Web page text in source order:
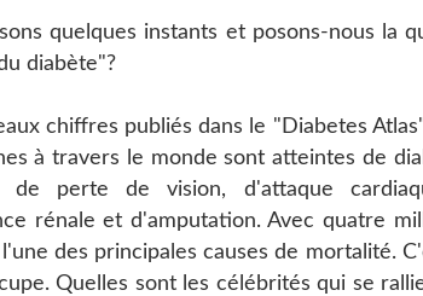
quelques instants et posons-nous la
diabète"?
chiffres publiés dans le "Diabetes
à travers le monde sont atteintes de
de perte de vision, d'attaque
rénale et d'amputation. Avec quatre
des principales causes de mortalité.
Quelles sont les célébrités qui se